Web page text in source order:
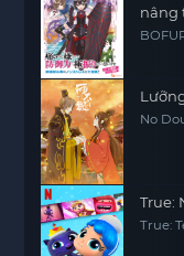
nâng
No
True:
True: